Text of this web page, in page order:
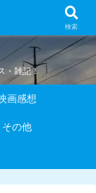
・雑記！
画感想
その他
検索